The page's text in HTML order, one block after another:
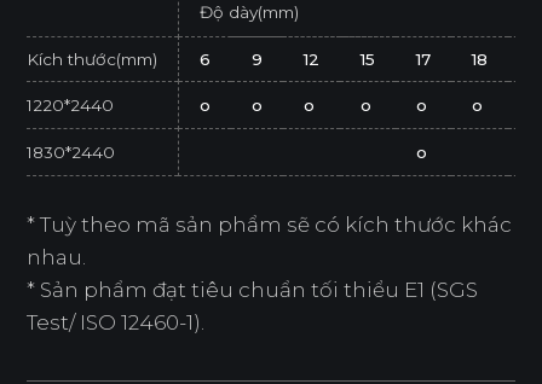
Độ dày(mm)
Kích thước(mm) 6 9 12 15 17 18
1220*2440 o o o o o o
1830*2440 o
* Tuỳ theo mã sản phẩm sẽ có kích thước khác
nhau.
* Sản phẩm đạt tiêu chuẩn tối thiểu E1 (SGS
Test/ ISO 12460-1).